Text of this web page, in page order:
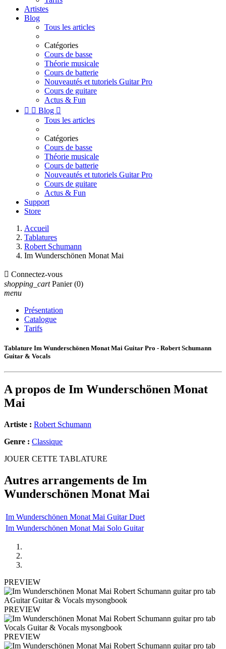
Artistes
Blog
Tous les articles
Catégories
Cours de basse
Théorie musicale
Cours de batterie
Nouveautés et tutoriels Guitar Pro
Cours de guitare
Actus & Fun
  Blog 
Tous les articles
Catégories
Cours de basse
Théorie musicale
Cours de batterie
Nouveautés et tutoriels Guitar Pro
Cours de guitare
Actus & Fun
Support
Store
Accueil
Tablatures
Robert Schumann
Im Wunderschönen Monat Mai
 Connectez-vous
shopping_cart Panier (0)
menu
Présentation
Catalogue
Tarifs
Tablature Im Wunderschönen Monat Mai Guitar Pro - Robert Schumann
Guitar & Vocals
A propos de Im Wunderschönen Monat
Mai
Artiste : Robert Schumann
Genre : Classique
JOUER CETTE TABLATURE
Autres arrangements de Im
Wunderschönen Monat Mai
Im Wunderschönen Monat Mai Guitar Duet
Im Wunderschönen Monat Mai Solo Guitar
PREVIEW
PREVIEW
PREVIEW